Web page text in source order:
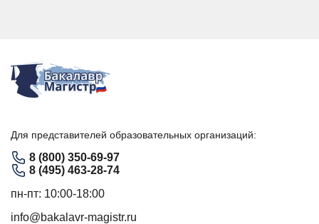
Для представителей образовательных организаций:
8 (800) 350-69-97
8 (495) 463-28-74
пн-пт: 10:00-18:00
info@bakalavr-magistr.ru